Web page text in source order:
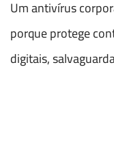
Um antivírus
porque protege
digitais,